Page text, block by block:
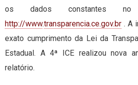
os dados constantes no
http://www.transparencia.ce.gov.br . A
exato cumprimento da Lei da
Estadual. A 4ª ICE realizou nova
relatório.